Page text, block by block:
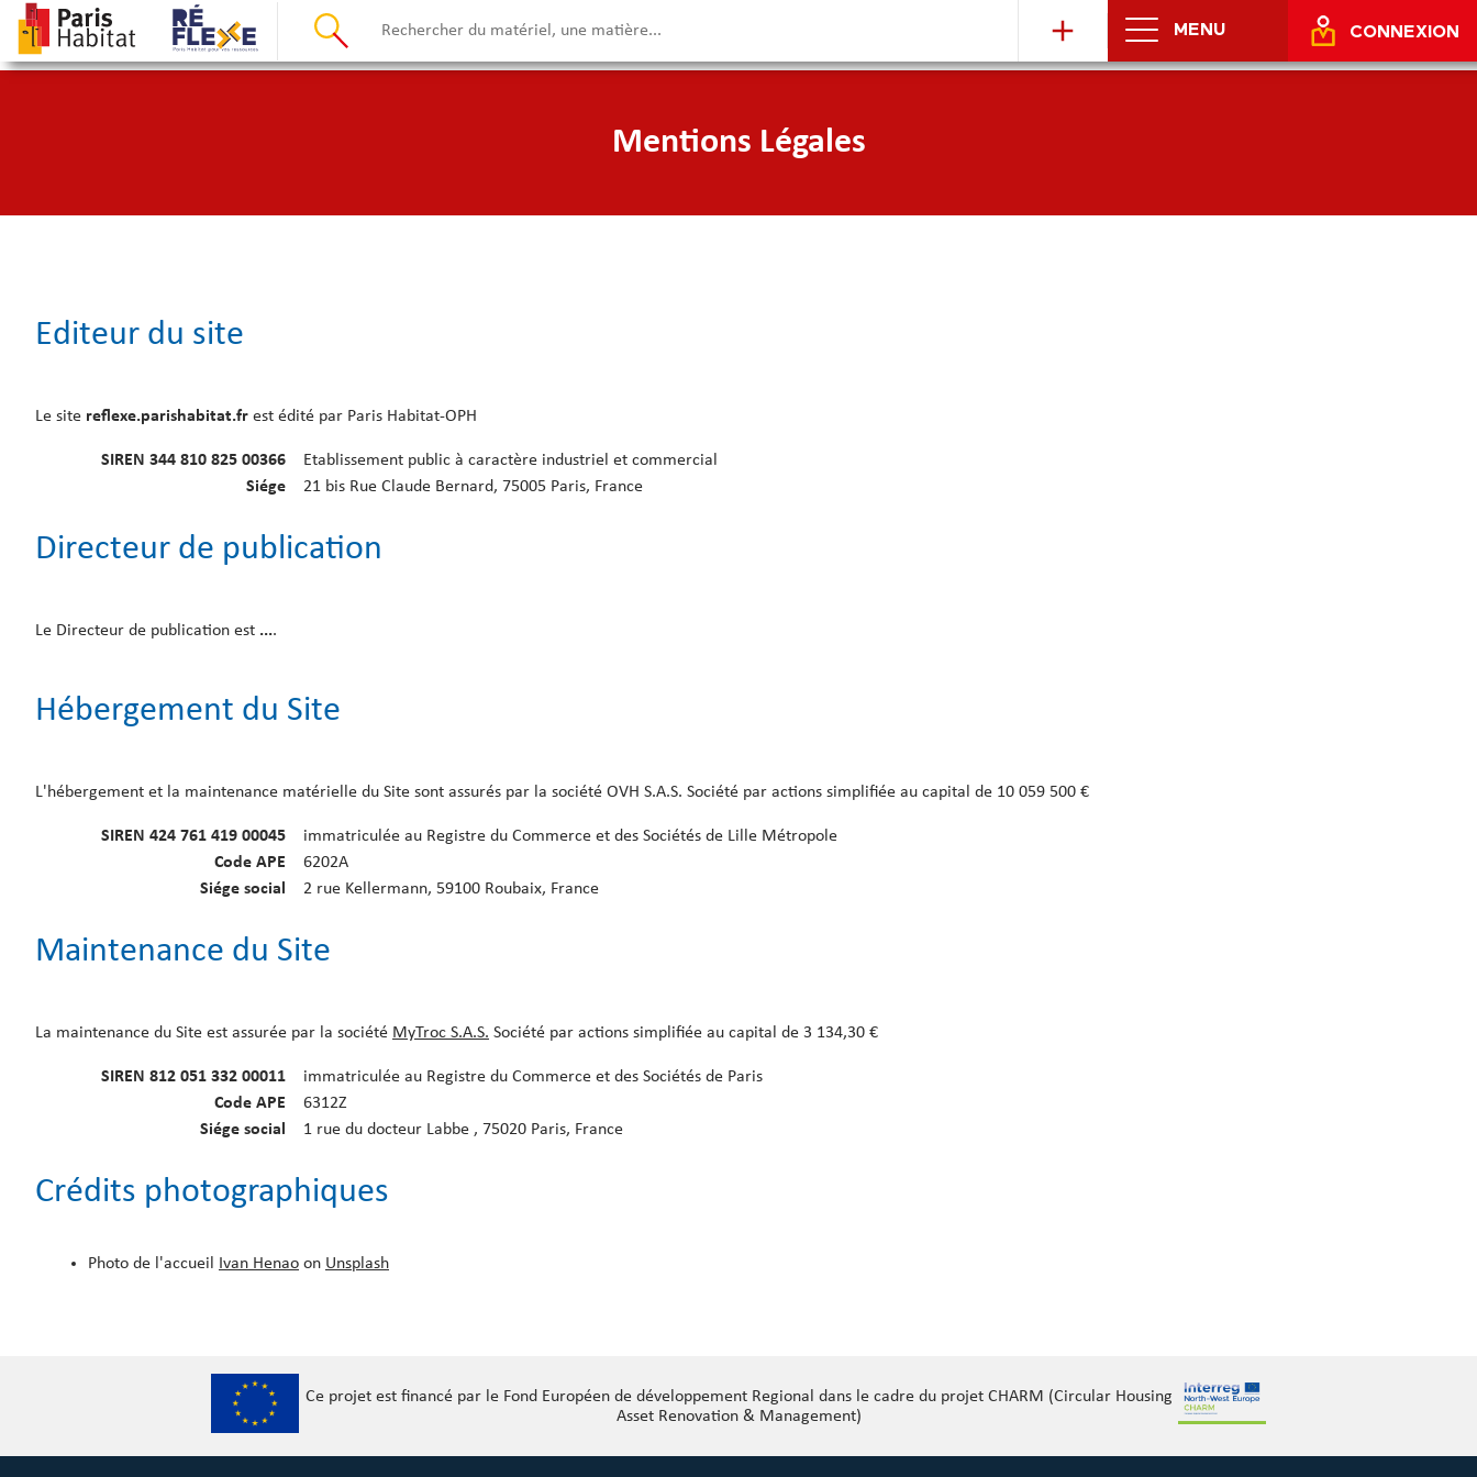
MENU CONNEXION
Mentions Légales
Editeur du site
Le site reflexe.parishabitat.fr est édité par Paris Habitat-OPH
SIREN 344 810 825 00366
Etablissement public à caractère industriel et commercial
Siége
21 bis Rue Claude Bernard, 75005 Paris, France
Directeur de publication
Le Directeur de publication est ....
Hébergement du Site
L'hébergement et la maintenance matérielle du Site sont assurés par la société OVH S.A.S. Société par actions simplifiée au capital de 10 059 500 €
SIREN 424 761 419 00045
immatriculée au Registre du Commerce et des Sociétés de Lille Métropole
Code APE
6202A
Siége social
2 rue Kellermann, 59100 Roubaix, France
Maintenance du Site
La maintenance du Site est assurée par la société MyTroc S.A.S. Société par actions simplifiée au capital de 3 134,30 €
SIREN 812 051 332 00011
immatriculée au Registre du Commerce et des Sociétés de Paris
Code APE
6312Z
Siége social
1 rue du docteur Labbe , 75020 Paris, France
Crédits photographiques
Photo de l'accueil Ivan Henao on Unsplash
Ce projet est financé par le Fond Européen de développement Regional dans le cadre du projet CHARM (Circular Housing
Asset Renovation & Management)